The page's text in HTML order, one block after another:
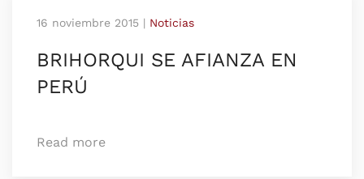
16 noviembre 2015 | Noticias
BRIHORQUI SE AFIANZA EN
PERÚ
Read more